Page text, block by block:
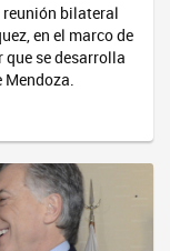
bilateral
en el marco de
que se desarrolla
Mendoza.